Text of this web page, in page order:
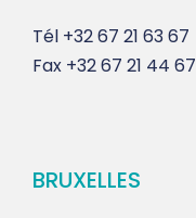
Tél +32 67 21 63 67
Fax +32 67 21 44 67
BRUXELLES